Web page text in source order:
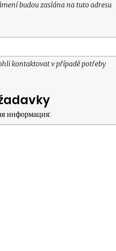
budou zaslána na tuto adresu
kontaktovat v případě potřeby
информация: